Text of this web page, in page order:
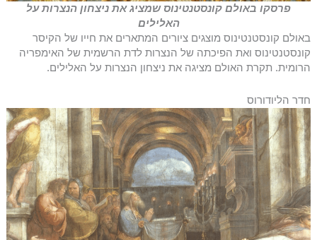
פרסקו באולם קונסטנטינוס שמציג את ניצחון הנצרות על
האלילים
באולם קונסטנטינוס מוצגים ציורים המתארים את חייו של הקיסר
קונסטנטינוס ואת הפיכתה של הנצרות לדת הרשמית של האימפריה
הרומית. תקרת האולם מציגה את ניצחון הנצרות על האלילים.
חדר הליודורוס